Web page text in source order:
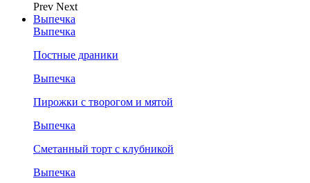
Prev Next
Выпечка
Выпечка
Постные драники
Выпечка
Пирожки с творогом и мятой
Выпечка
Сметанный торт с клубникой
Выпечка